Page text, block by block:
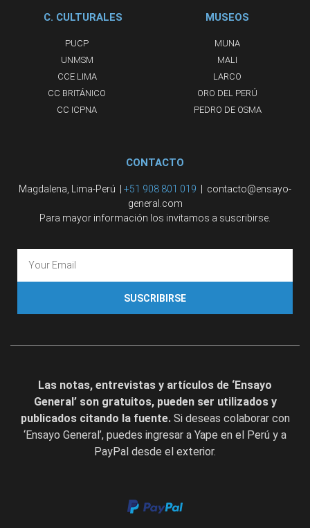
C. CULTURALES
PUCP
UNMSM
CCE LIMA
CC BRITÁNICO
CC ICPNA
MUSEOS
MUNA
MALI
LARCO
ORO DEL PERÚ
PEDRO DE OSMA
CONTACTO
Magdalena, Lima-Perú | +51 908 801 019
| contacto@ensayo-
general.com
Para mayor información los invitamos a suscribirse.
SUSCRIBIRSE
Las notas, entrevistas y artículos de ‘Ensayo
General’ son gratuitos, pueden ser utilizados y
publicados citando la fuente. Si deseas colaborar con
‘Ensayo General’, puedes ingresar a Yape en el Perú y a
PayPal desde el exterior.